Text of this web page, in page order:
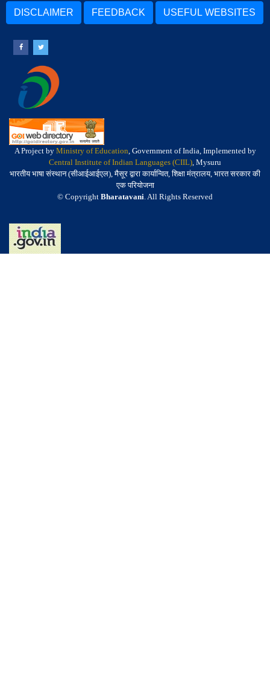
DISCLAIMER FEEDBACK USEFUL WEBSITES
A Project by Ministry of Education, Government of India, Implemented by
Central Institute of Indian Languages (CIIL), Mysuru
भारतीय भाषा संस्थान (सीआईआईएल), मैसूर द्वारा कार्यान्वित, शिक्षा मंत्रालय, भारत सरकार की
एक परियोजना
© Copyright Bharatavani. All Rights Reserved